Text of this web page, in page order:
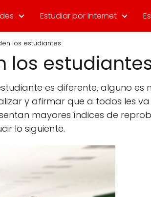
Estudiar por Internet
los estudiantes
los
es diferente, alguno es
y afirmar que a todos les
mayores índices de
lo siguiente.